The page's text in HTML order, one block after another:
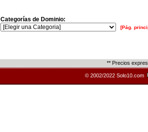
Categorías de Dominio:
[Pág.
** Precios
© 2002/2022 Solo10.com